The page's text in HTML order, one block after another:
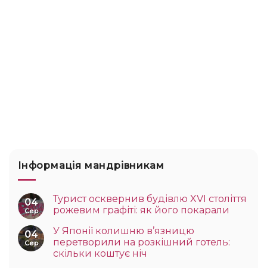
Інформація мандрівникам
04
Сер
Турист осквернив будівлю XVI століття
рожевим графіті: як його покарали
04
Сер
У Японії колишню в’язницю
перетворили на розкішний готель:
скільки коштує ніч